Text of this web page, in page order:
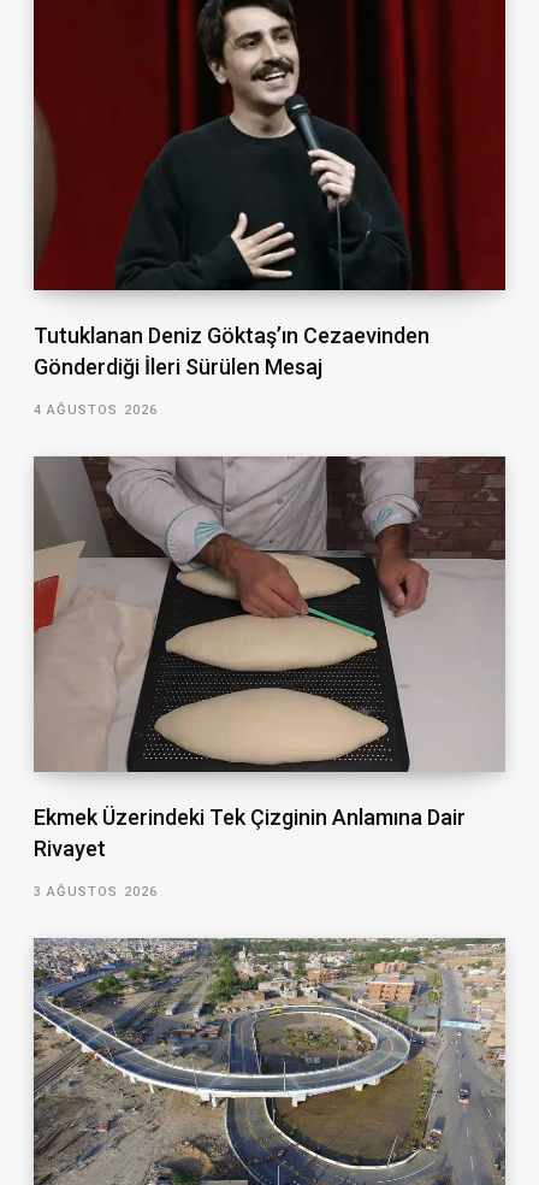
Tutuklanan Deniz Göktaş’ın Cezaevinden
Gönderdiği İleri Sürülen Mesaj
4 AĞUSTOS 2026
Ekmek Üzerindeki Tek Çizginin Anlamına Dair
Rivayet
3 AĞUSTOS 2026